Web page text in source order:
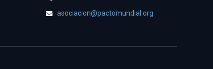
asociacion@pactomundial.org